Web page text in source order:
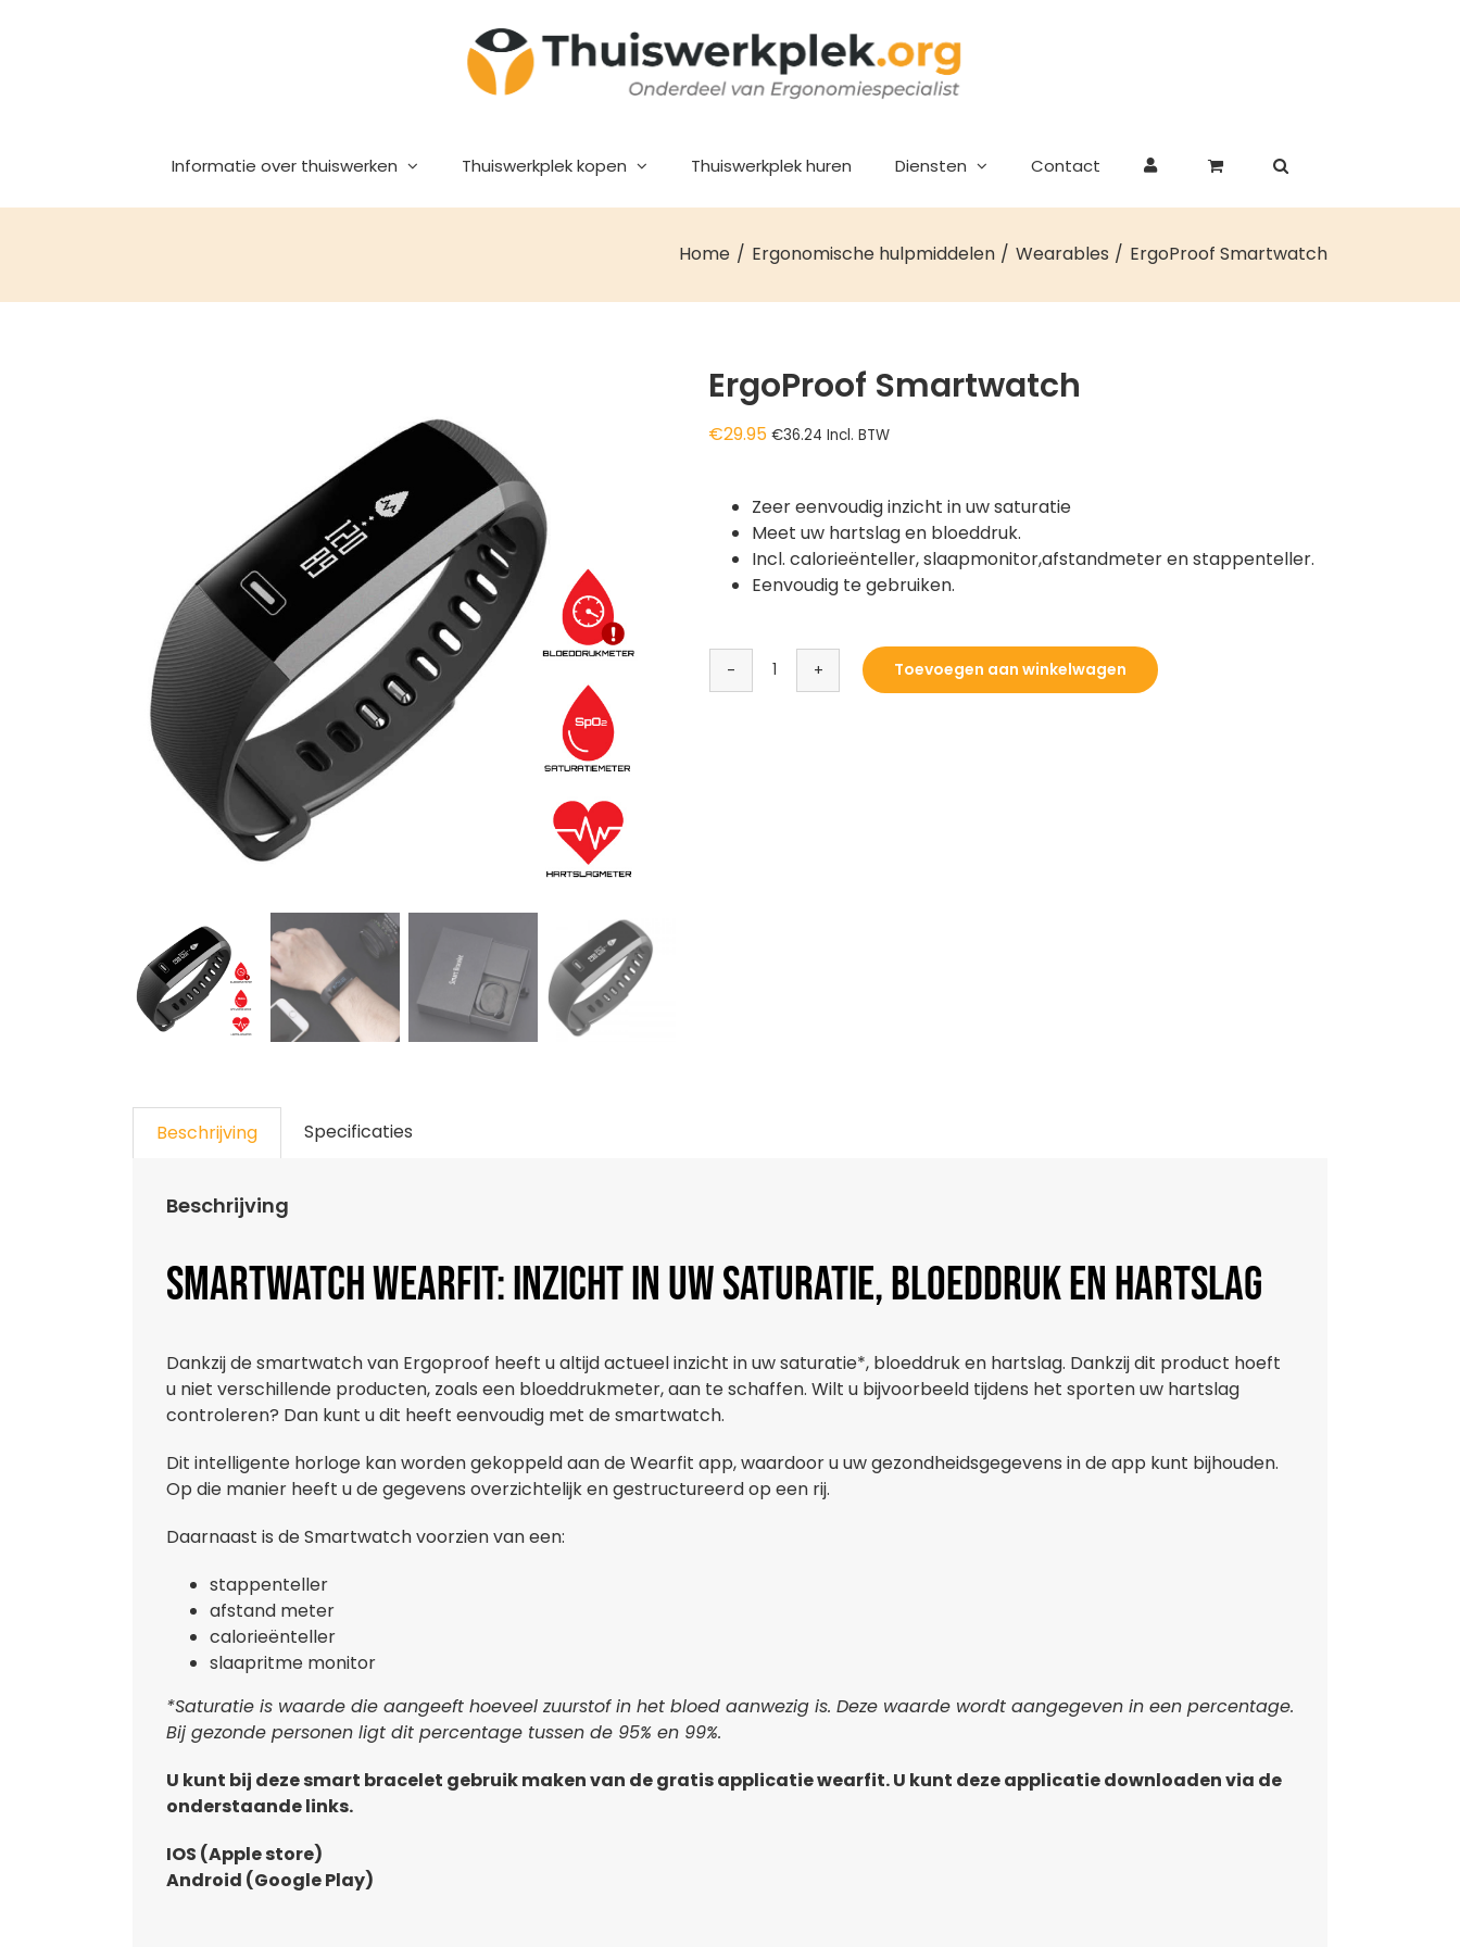
Informatie over thuiswerken Thuiswerkplek kopen Thuiswerkplek huren Diensten Contact
Home Ergonomische hulpmiddelen Wearables ErgoProof Smartwatch
ErgoProof Smartwatch
€29.95 €36.24 Incl. BTW
Zeer eenvoudig inzicht in uw saturatie
Meet uw hartslag en bloeddruk.
Incl. calorieënteller, slaapmonitor,afstandmeter en stappenteller.
Eenvoudig te gebruiken.
ErgoProof
Toevoegen aan winkelwagen
Beschrijving Specificaties
Beschrijving
Smartwatch Wearfit: Inzicht in uw saturatie, bloeddruk en hartslag
Dankzij de smartwatch van Ergoproof heeft u altijd actueel inzicht in uw saturatie*, bloeddruk en hartslag. Dankzij dit product hoeft
u niet verschillende producten, zoals een bloeddrukmeter, aan te schaffen. Wilt u bijvoorbeeld tijdens het sporten uw hartslag
controleren? Dan kunt u dit heeft eenvoudig met de smartwatch.
Dit intelligente horloge kan worden gekoppeld aan de Wearfit app, waardoor u uw gezondheidsgegevens in de app kunt bijhouden.
Op die manier heeft u de gegevens overzichtelijk en gestructureerd op een rij.
Daarnaast is de Smartwatch voorzien van een:
stappenteller
afstand meter
calorieënteller
slaapritme monitor
*Saturatie is waarde die aangeeft hoeveel zuurstof in het bloed aanwezig is. Deze waarde wordt aangegeven in een percentage.
Bij gezonde personen ligt dit percentage tussen de 95% en 99%.
U kunt bij deze smart bracelet gebruik maken van de gratis applicatie wearfit. U kunt deze applicatie downloaden via de
onderstaande links.
IOS (Apple store)
Android (Google Play)